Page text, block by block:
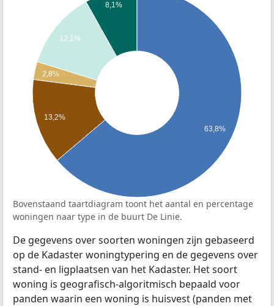
8,1%
12,1%
2,8%
13,2%
63,8%
Bovenstaand taartdiagram toont het aantal en percentage
woningen naar type in de buurt De Linie.
De gegevens over soorten woningen zijn gebaseerd
op de Kadaster woningtypering en de gegevens over
stand- en ligplaatsen van het Kadaster. Het soort
woning is geografisch-algoritmisch bepaald voor
panden waarin een woning is huisvest (panden met